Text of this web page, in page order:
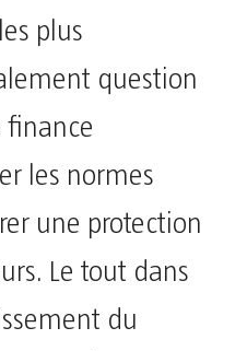
plus
question
finance
les normes
une protection
Le tout dans
du